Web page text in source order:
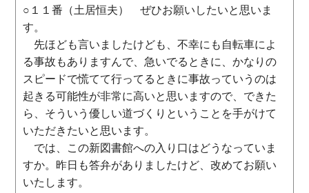
○１１番（土居恒夫） ぜひお願いしたいと思いま
す。
先ほども言いましたけども、不幸にも自転車によ
る事故もありますんで、急いでるときに、かなりの
スピードで慌てて行ってるときに事故っていうのは
起きる可能性が非常に高いと思いますので、できた
ら、そういう優しい道づくりということを手がけて
いただきたいと思います。
では、この新図書館への入り口はどうなっていま
すか。昨日も答弁がありましたけど、改めてお願い
いたします。